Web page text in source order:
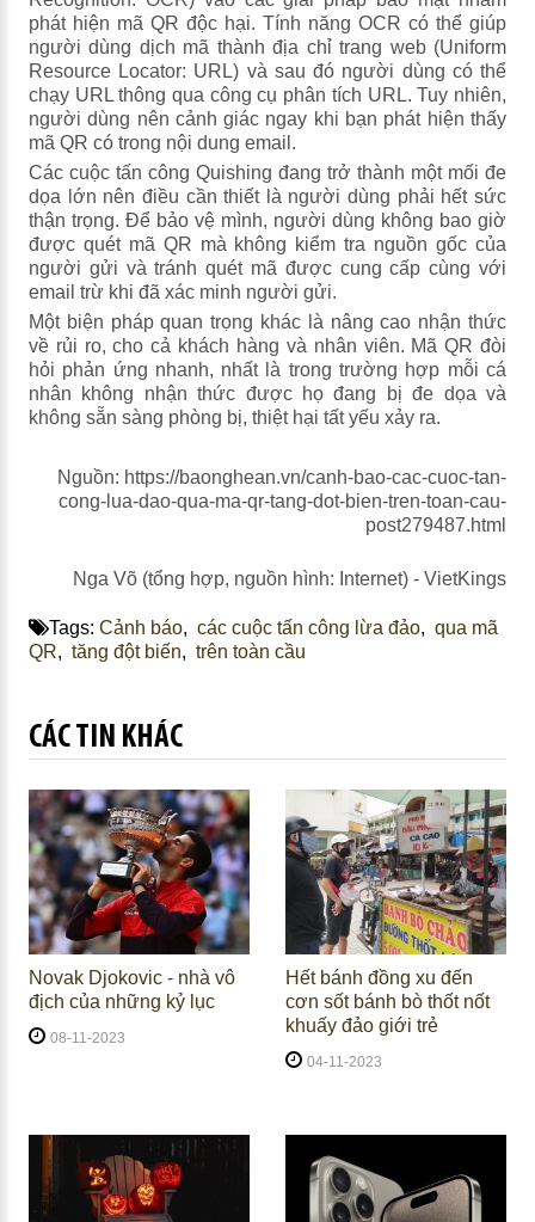
phát hiện mã QR độc hại. Tính năng OCR có thể giúp
người dùng dịch mã thành địa chỉ trang web (Uniform
Resource Locator: URL) và sau đó người dùng có thể
chạy URL thông qua công cụ phân tích URL. Tuy nhiên,
người dùng nên cảnh giác ngay khi bạn phát hiện thấy
mã QR có trong nội dung email.
Các cuộc tấn công Quishing đang trở thành một mối đe
dọa lớn nên điều cần thiết là người dùng phải hết sức
thận trọng. Để bảo vệ mình, người dùng không bao giờ
được quét mã QR mà không kiểm tra nguồn gốc của
người gửi và tránh quét mã được cung cấp cùng với
email trừ khi đã xác minh người gửi.
Một biện pháp quan trọng khác là nâng cao nhận thức
về rủi ro, cho cả khách hàng và nhân viên. Mã QR đòi
hỏi phản ứng nhanh, nhất là trong trường hợp mỗi cá
nhân không nhận thức được họ đang bị đe dọa và
không sẵn sàng phòng bị, thiệt hại tất yếu xảy ra.
Nguồn: https://baonghean.vn/canh-bao-cac-cuoc-tan-
cong-lua-dao-qua-ma-qr-tang-dot-bien-tren-toan-cau-
post279487.html
Nga Võ (tổng hợp, nguồn hình: Internet) - VietKings
Tags: Cảnh báo, các cuộc tấn công lừa đảo, qua mã
QR, tăng đột biến, trên toàn cầu
CÁC TIN KHÁC
Novak Djokovic - nhà vô
địch của những kỷ lục
08-11-2023
Hết bánh đồng xu đến
cơn sốt bánh bò thốt nốt
khuấy đảo giới trẻ
04-11-2023